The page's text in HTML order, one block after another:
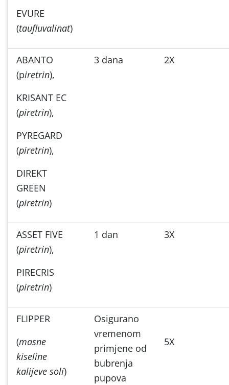
EVURE
(taufluvalinat)
ABANTO
(piretrin),
KRISANT EC
(piretrin),
PYREGARD
(piretrin),
DIREKT
GREEN
(piretrin)
3 dana 2X
ASSET FIVE
(piretrin),
PIRECRIS
(piretrin)
1 dan 3X
FLIPPER
(masne
kiseline
kalijeve soli)
Osigurano
vremenom
primjene od
bubrenja
pupova
5X